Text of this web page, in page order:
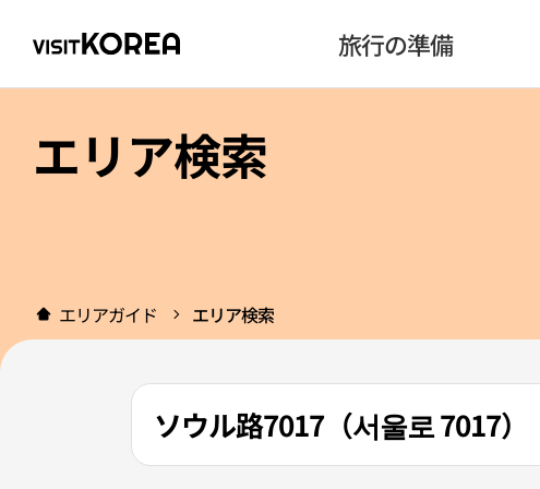
旅行の準備
エリア検索
エリアガイド エリア検索
ソウル路7017（서울로 7017）